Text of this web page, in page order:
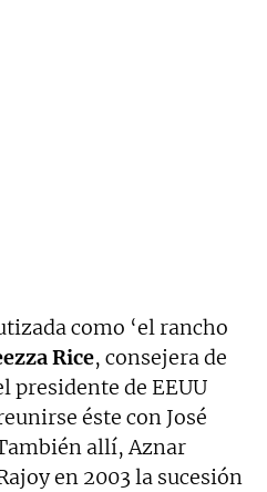
como ‘el rancho
Rice, consejera de
presidente de EEUU
éste con José
allí, Aznar
en 2003 la sucesión